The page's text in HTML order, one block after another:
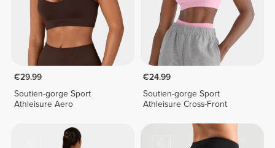
€29.99
Soutien-gorge Sport
Athleisure Aero
€24.99
Soutien-gorge Sport
Athleisure Cross-Front